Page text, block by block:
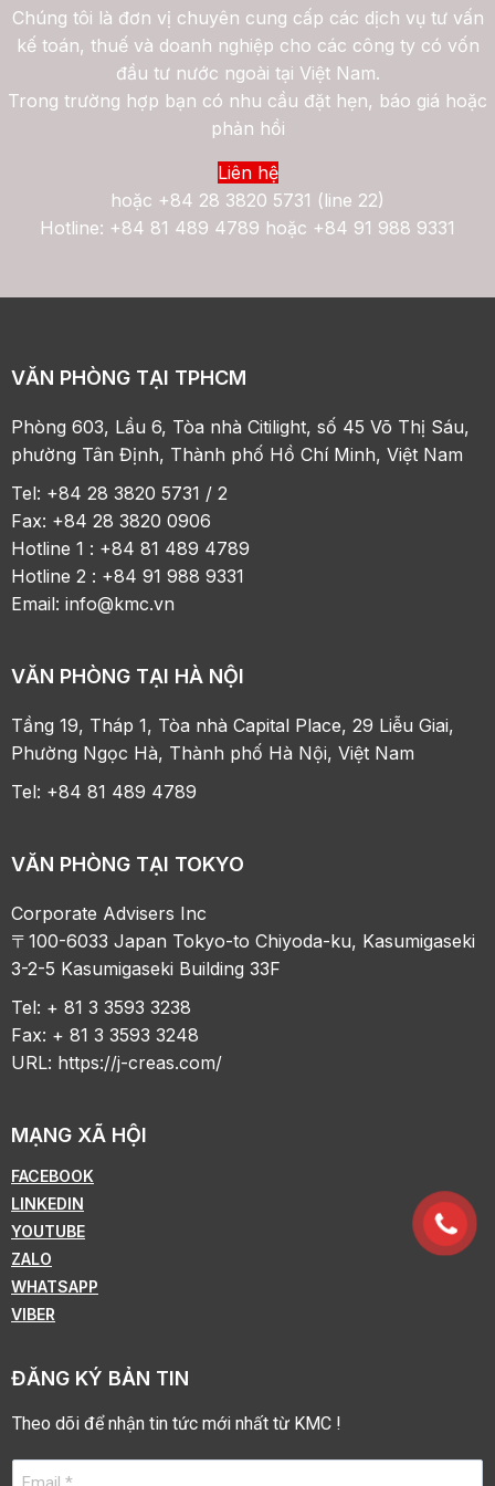
Chúng tôi là đơn vị chuyên cung cấp các dịch vụ tư vấn
kế toán, thuế và doanh nghiệp cho các công ty có vốn
đầu tư nước ngoài tại Việt Nam.
Trong trường hợp bạn có nhu cầu đặt hẹn, báo giá hoặc
phản hồi
Liên hệ
hoặc +84 28 3820 5731 (line 22)
Hotline: +84 81 489 4789 hoặc +84 91 988 9331
VĂN PHÒNG TẠI TPHCM
Phòng 603, Lầu 6, Tòa nhà Citilight, số 45 Võ Thị Sáu,
phường Tân Định, Thành phố Hồ Chí Minh, Việt Nam
Tel: +84 28 3820 5731 / 2
Fax: +84 28 3820 0906
Hotline 1 : +84 81 489 4789
Hotline 2 : +84 91 988 9331
Email:info@kmc.vn
VĂN PHÒNG TẠI HÀ NỘI
Tầng 19, Tháp 1, Tòa nhà Capital Place, 29 Liễu Giai,
Phường Ngọc Hà, Thành phố Hà Nội, Việt Nam
Tel: +84 81 489 4789
VĂN PHÒNG TẠI TOKYO
Corporate Advisers Inc
〒100-6033 Japan Tokyo-to Chiyoda-ku, Kasumigaseki
3-2-5 Kasumigaseki Building 33F
Tel: + 81 3 3593 3238
Fax: + 81 3 3593 3248
URL: https://j-creas.com/
MẠNG XÃ HỘI
FACEBOOK
LINKEDIN
YOUTUBE
ZALO
WHATSAPP
VIBER
ĐĂNG KÝ BẢN TIN
Theo dõi để nhận tin tức mới nhất từ KMC !